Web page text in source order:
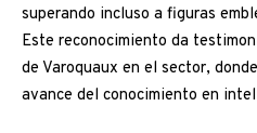
superando incluso a figuras
Este reconocimiento da
de Varoquaux en el sector,
avance del conocimiento en